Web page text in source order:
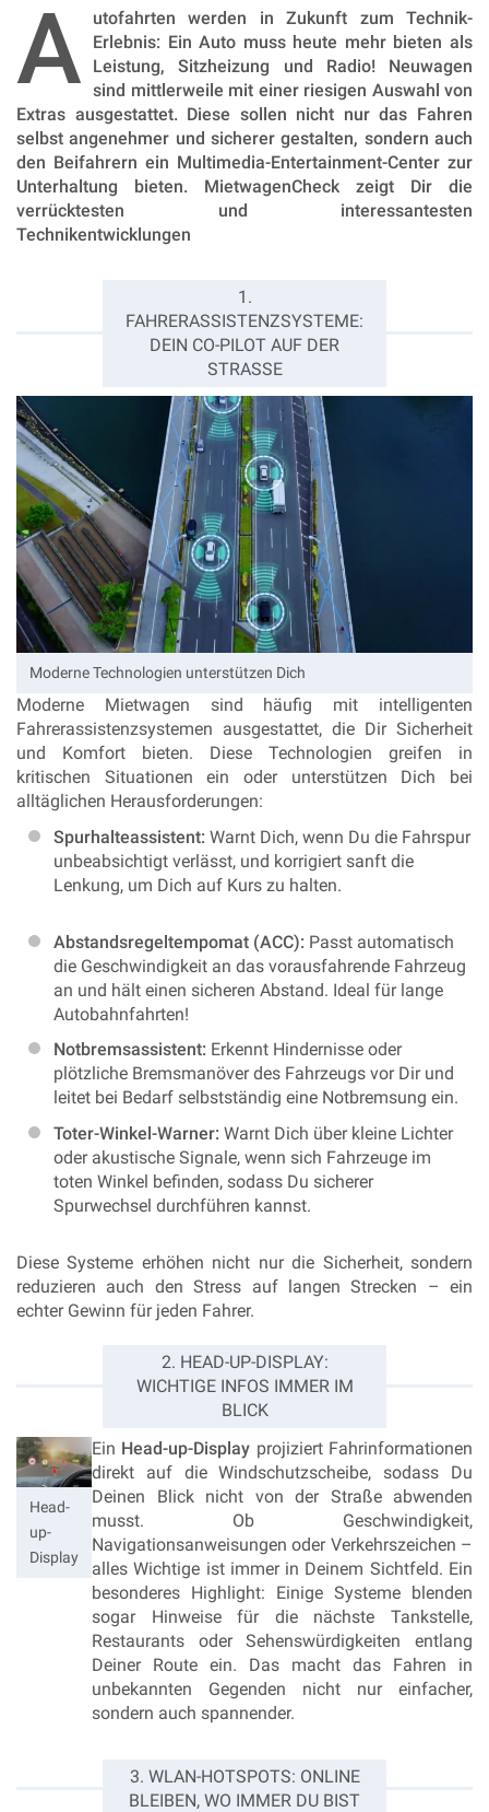
A
utofahrten werden in Zukunft zum Technik-
Erlebnis: Ein Auto muss heute mehr bieten als
Leistung, Sitzheizung und Radio! Neuwagen
sind mittlerweile mit einer riesigen Auswahl von
Extras ausgestattet. Diese sollen nicht nur das Fahren
selbst angenehmer und sicherer gestalten, sondern auch
den Beifahrern ein Multimedia-Entertainment-Center zur
Unterhaltung bieten. MietwagenCheck zeigt Dir die
verrücktesten und interessantesten
Technikentwicklungen
1.
FAHRERASSISTENZSYSTEME:
DEIN CO-PILOT AUF DER
STRASSE
Moderne Technologien unterstützen Dich
Moderne Mietwagen sind häufig mit intelligenten
Fahrerassistenzsystemen ausgestattet, die Dir Sicherheit
und Komfort bieten. Diese Technologien greifen in
kritischen Situationen ein oder unterstützen Dich bei
alltäglichen Herausforderungen:
Spurhalteassistent: Warnt Dich, wenn Du die Fahrspur
unbeabsichtigt verlässt, und korrigiert sanft die
Lenkung, um Dich auf Kurs zu halten.
Abstandsregeltempomat (ACC): Passt automatisch
die Geschwindigkeit an das vorausfahrende Fahrzeug
an und hält einen sicheren Abstand. Ideal für lange
Autobahnfahrten!
Notbremsassistent: Erkennt Hindernisse oder
plötzliche Bremsmanöver des Fahrzeugs vor Dir und
leitet bei Bedarf selbstständig eine Notbremsung ein.
Toter-Winkel-Warner: Warnt Dich über kleine Lichter
oder akustische Signale, wenn sich Fahrzeuge im
toten Winkel befinden, sodass Du sicherer
Spurwechsel durchführen kannst.
Diese Systeme erhöhen nicht nur die Sicherheit, sondern
reduzieren auch den Stress auf langen Strecken – ein
echter Gewinn für jeden Fahrer.
2. HEAD-UP-DISPLAY:
WICHTIGE INFOS IMMER IM
BLICK
Head-
up-
Display
Ein Head-up-Display projiziert Fahrinformationen
direkt auf die Windschutzscheibe, sodass Du
Deinen Blick nicht von der Straße abwenden
musst. Ob Geschwindigkeit,
Navigationsanweisungen oder Verkehrszeichen –
alles Wichtige ist immer in Deinem Sichtfeld. Ein
besonderes Highlight: Einige Systeme blenden
sogar Hinweise für die nächste Tankstelle,
Restaurants oder Sehenswürdigkeiten entlang
Deiner Route ein. Das macht das Fahren in
unbekannten Gegenden nicht nur einfacher,
sondern auch spannender.
3. WLAN-HOTSPOTS: ONLINE
BLEIBEN, WO IMMER DU BIST